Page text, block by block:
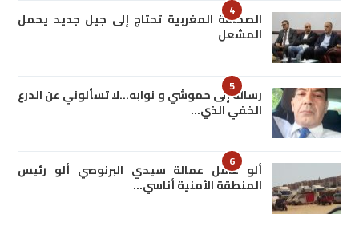
4
الصحافة المغربية تحتاج إلى جيل جديد يحمل
المشعل
5
رسالة إلى حموشي و نوابه…لا تسألوني عن الدرع
الخفي الذي…
6
ألو عامل عمالة سيدي البرنوصي ألو رئيس
المنطقة الأمنية أناسي…